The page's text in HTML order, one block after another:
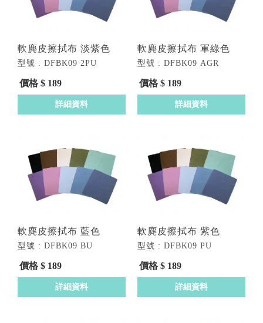
軟麂皮擦拭布 淡紫色
型號 : DFBK09 2PU
價格 $ 189
詳細資料
軟麂皮擦拭布 軍綠色
型號 : DFBK09 AGR
價格 $ 189
詳細資料
軟麂皮擦拭布 藍色
型號 : DFBK09 BU
價格 $ 189
詳細資料
軟麂皮擦拭布 紫色
型號 : DFBK09 PU
價格 $ 189
詳細資料